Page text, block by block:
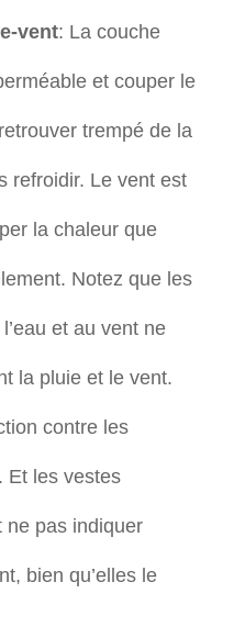
vent: La couche
et couper le
trempé de la
refroidir. Le vent est
la chaleur que
Notez que les
et au vent ne
la pluie et le vent.
contre les
Et les vestes
ne pas indiquer
bien qu’elles le